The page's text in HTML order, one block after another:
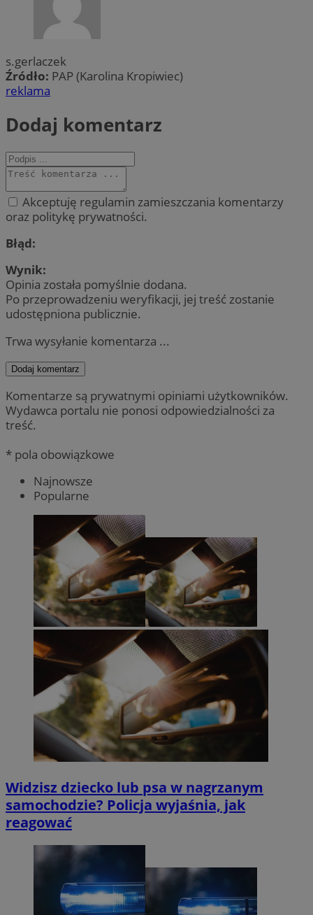
s.gerlaczek
Źródło: PAP (Karolina Kropiwiec)
reklama
Dodaj komentarz
Akceptuję regulamin zamieszczania komentarzy
oraz politykę prywatności.
Błąd:
Wynik:
Opinia została pomyślnie dodana.
Po przeprowadzeniu weryfikacji, jej treść zostanie
udostępniona publicznie.
Trwa wysyłanie komentarza ...
Dodaj komentarz
Komentarze są prywatnymi opiniami użytkowników.
Wydawca portalu nie ponosi odpowiedzialności za
treść.
* pola obowiązkowe
Najnowsze
Popularne
Widzisz dziecko lub psa w nagrzanym
samochodzie? Policja wyjaśnia, jak
reagować